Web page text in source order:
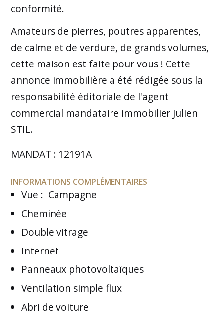
conformité.
Amateurs de pierres, poutres apparentes,
de calme et de verdure, de grands volumes,
cette maison est faite pour vous ! Cette
annonce immobilière a été rédigée sous la
responsabilité éditoriale de l'agent
commercial mandataire immobilier Julien
STIL.
MANDAT : 12191A
INFORMATIONS COMPLÉMENTAIRES
Vue : Campagne
Cheminée
Double vitrage
Internet
Panneaux photovoltaïques
Ventilation simple flux
Abri de voiture